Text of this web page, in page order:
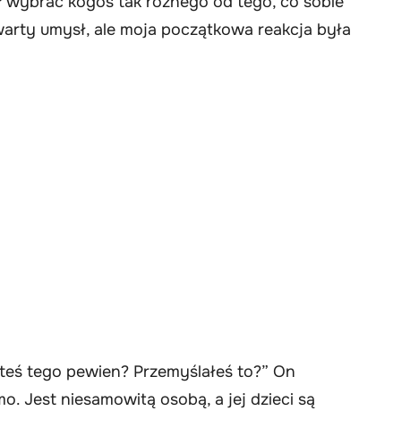
umysł, ale moja początkowa reakcja była
tego pewien? Przemyślałeś to?” On
Jest niesamowitą osobą, a jej dzieci są